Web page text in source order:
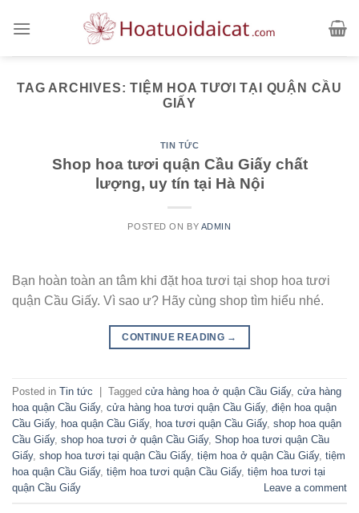
TAG ARCHIVES:TIỆM HOA TƯƠI TẠI QUẬN CẦU
GIẤY
TIN TỨC
Shop hoa tươi quận Cầu Giấy chất
lượng, uy tín tại Hà Nội
POSTED ON BY ADMIN
Bạn hoàn toàn an tâm khi đặt hoa tươi tại shop hoa tươi
quận Cầu Giấy. Vì sao ư? Hãy cùng shop tìm hiểu nhé.
CONTINUE READING →
Posted in Tin tức Tagged cửa hàng hoa ở quận Cầu Giấy, cửa hàng
hoa quận Cầu Giấy, cửa hàng hoa tươi quận Cầu Giấy, điện hoa quận
Cầu Giấy, hoa quận Cầu Giấy, hoa tươi quận Cầu Giấy, shop hoa quận
Cầu Giấy, shop hoa tươi ở quận Cầu Giấy, Shop hoa tươi quận Cầu
Giấy, shop hoa tươi tại quận Cầu Giấy, tiệm hoa ở quận Cầu Giấy, tiệm
hoa quận Cầu Giấy, tiệm hoa tươi quận Cầu Giấy, tiệm hoa tươi tại
quận Cầu Giấy
Leave a comment